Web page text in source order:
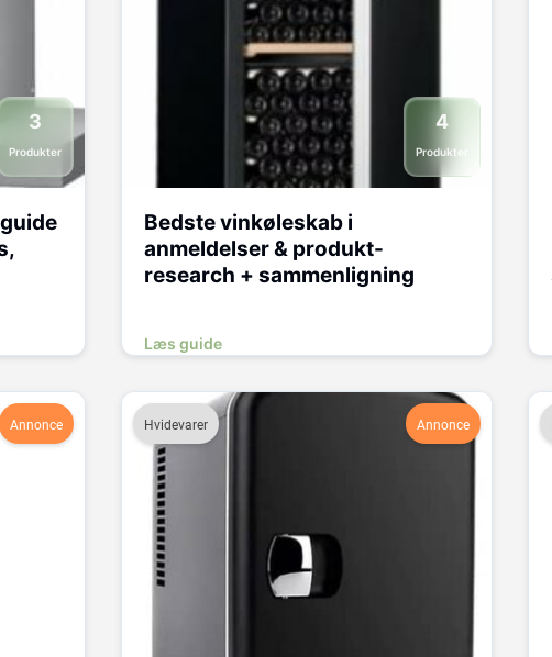
3
Produkter
4
Produkter
Bedste vinkøleskab i
anmeldelser & produkt-
research + sammenligning
Læs guide
Annonce Hvidevarer Annonce